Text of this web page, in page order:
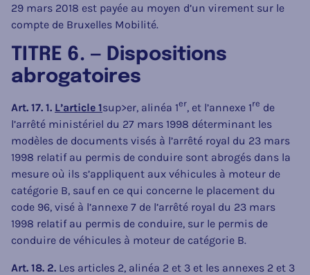
29 mars 2018 est payée au moyen d’un virement sur le
compte de Bruxelles Mobilité.
TITRE 6. — Dispositions
abrogatoires
Art. 17. 1. L’article 1sup>er, alinéa 1er, et l’annexe 1re de
l’arrêté ministériel du 27 mars 1998 déterminant les
modèles de documents visés à l’arrêté royal du 23 mars
1998 relatif au permis de conduire sont abrogés dans la
mesure où ils s’appliquent aux véhicules à moteur de
catégorie B, sauf en ce qui concerne le placement du
code 96, visé à l’annexe 7 de l’arrêté royal du 23 mars
1998 relatif au permis de conduire, sur le permis de
conduire de véhicules à moteur de catégorie B.
Art. 18. 2. Les articles 2, alinéa 2 et 3 et les annexes 2 et 3